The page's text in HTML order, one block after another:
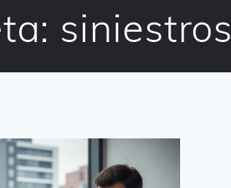
siniestros